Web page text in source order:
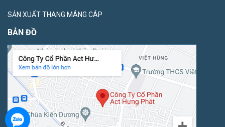
SẢN XUẤT THANG MÁNG CÁP
BẢN ĐỒ